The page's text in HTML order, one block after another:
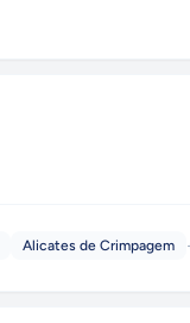
Alicates de Crimpagem